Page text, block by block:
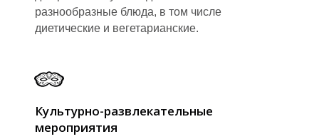
разнообразные блюда, в том числе
диетические и вегетарианские.
Культурно-развлекательные
мероприятия